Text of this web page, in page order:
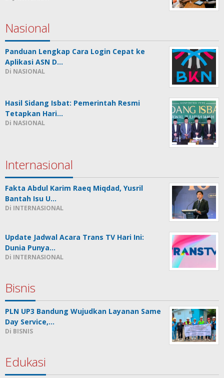
Nasional
Panduan Lengkap Cara Login Cepat ke
Aplikasi ASN D…
Di NASIONAL
Hasil Sidang Isbat: Pemerintah Resmi
Tetapkan Hari…
Di NASIONAL
Internasional
Fakta Abdul Karim Raeq Miqdad, Yusril
Bantah Isu U…
Di INTERNASIONAL
Update Jadwal Acara Trans TV Hari Ini:
Dunia Punya…
Di INTERNASIONAL
Bisnis
PLN UP3 Bandung Wujudkan Layanan Same
Day Service,…
Di BISNIS
Edukasi